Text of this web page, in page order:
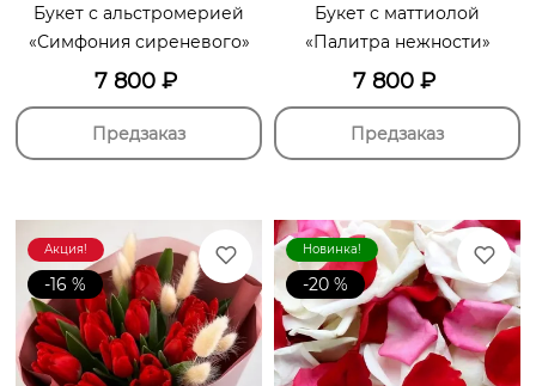
Букет с альстромерией
«Симфония сиреневого»
7 800 ₽
Предзаказ
Букет с маттиолой
«Палитра нежности»
7 800 ₽
Предзаказ
Акция!
-16 %
Новинка!
-20 %